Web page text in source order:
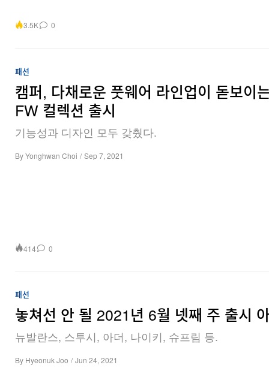
3.5K 0
패션
캠퍼, 다채로운 풋웨어 라인업이 돋보이
FW 컬렉션 출시
기능성과 디자인 모두 갖췄다.
ByYonghwan Choi / Sep 7, 2021
414 0
패션
놓쳐선 안 될 2021년 6월 넷째 주 출시
뉴발란스, 스투시, 아더, 나이키, 슈프림 등.
By Hyeonuk Joo / Jun 24, 2021